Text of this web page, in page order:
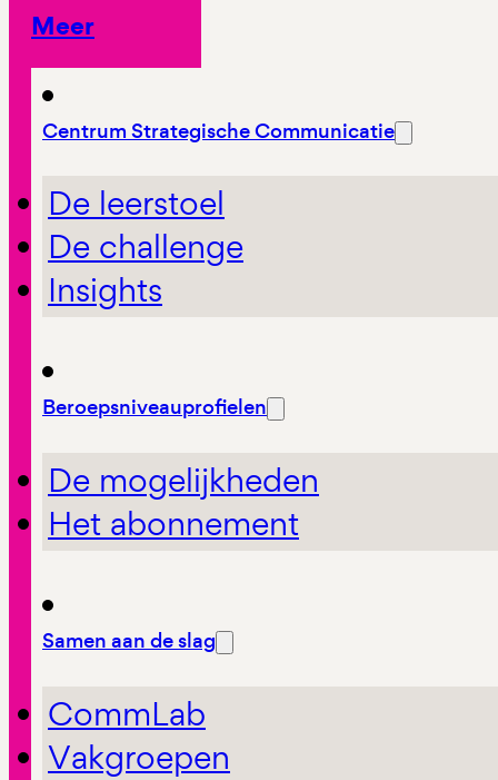
Meer
Centrum Strategische Communicatie
De leerstoel
De challenge
Insights
Beroepsniveauprofielen
De mogelijkheden
Het abonnement
Samen aan de slag
CommLab
Vakgroepen